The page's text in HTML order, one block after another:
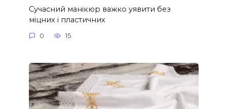
Сучасний манікюр важко уявити без
міцних і пластичних
0 15